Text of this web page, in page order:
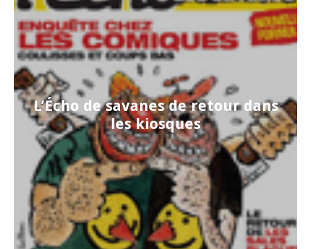
L’Écho de savanes de retour dans
les kiosques